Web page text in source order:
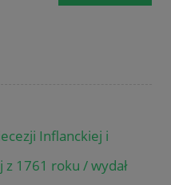
Inflanckiej i
1761 roku / wydał